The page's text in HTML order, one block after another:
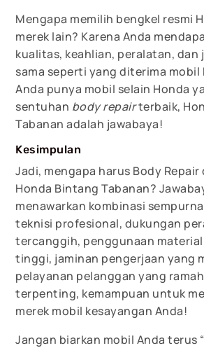
Mengapa memilih bengkel resmi
merek lain? Karena Anda
kualitas, keahlian, peralatan, dan
sama seperti yang diterima mobil
Anda punya mobil selain Honda
sentuhan body repairterbaik,
Tabanan adalah jawabaya!
Kesimpulan
Jadi, mengapa harus Body Repair
Honda Bintang Tabanan?
menawarkan kombinasi
teknisi profesional, dukungan
tercanggih, penggunaan
tinggi, jaminan pengerjaan yang
pelayanan pelanggan yang
terpenting, kemampuan untuk
merek mobil kesayangan Anda!
Jangan biarkan mobil Anda terus